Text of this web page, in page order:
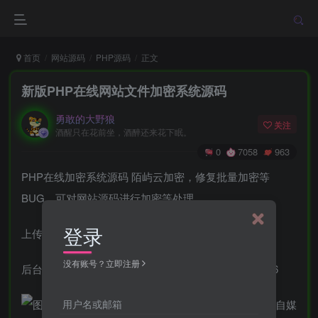
首页 网站源码 PHP源码 正文
新版PHP在线网站文件加密系统源码
勇敢的大野狼
酒醒只在花前坐，酒醉还来花下眠。
关注
0 7058 963
PHP在线加密系统源码 陌屿云加密，修复批量加密等
BUG，可对网站源码进行加密等处理。
上传源码后打开域名+install，按照提示安装即可
后台地址：域名+admin，默认账号admin，密码123456
登录
没有账号？立即注册
用户名或邮箱